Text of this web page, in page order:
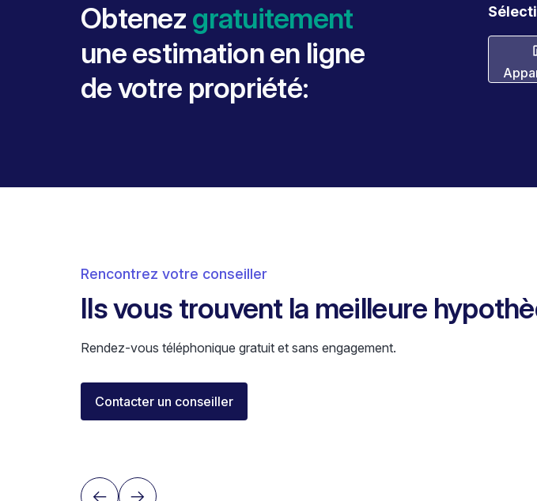
Obtenez gratuitement
une estimation en ligne
de votre propriété:
Rencontrez votre conseiller
Ils vous trouvent la meilleure
Rendez-vous téléphonique gratuit et sans engagement.
Contacter un conseiller
Florent Buser
Area Sales Director Romandie